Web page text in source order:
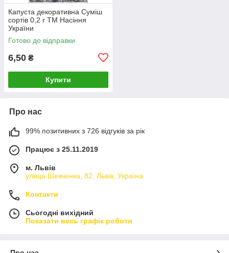
Капуста декоративна Суміш
сортів 0,2 г ТМ Насіння
України
Готово до відправки
6,50 ₴
Купити
Про нас
99% позитивних з 726 відгуків за рік
Працює з 25.11.2019
м. Львів
улица Шевченка, 82, Львів, Україна
Контакти
Сьогодні вихідний
Показати весь графік роботи